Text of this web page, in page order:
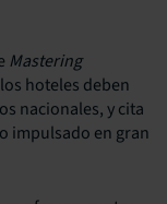
Mastering
hoteles deben
nacionales, y cita
impulsado en gran